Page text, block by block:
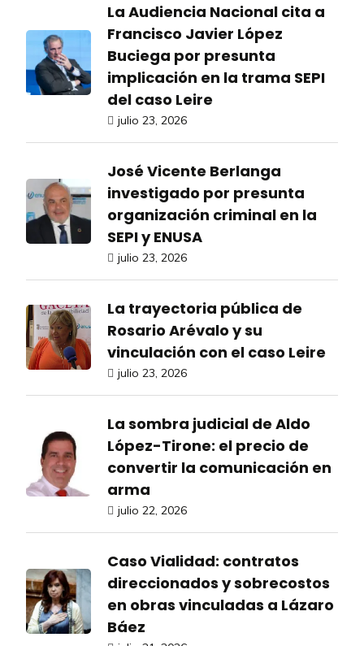
La Audiencia Nacional cita a
Francisco Javier López
Buciega por presunta
implicación en la trama SEPI
del caso Leire
julio 23, 2026
José Vicente Berlanga
investigado por presunta
organización criminal en la
SEPI y ENUSA
julio 23, 2026
La trayectoria pública de
Rosario Arévalo y su
vinculación con el caso Leire
julio 23, 2026
La sombra judicial de Aldo
López-Tirone: el precio de
convertir la comunicación en
arma
julio 22, 2026
Caso Vialidad: contratos
direccionados y sobrecostos
en obras vinculadas a Lázaro
Báez